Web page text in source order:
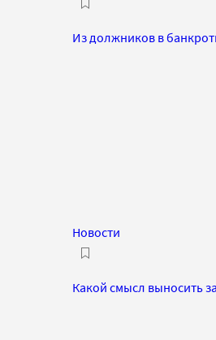
Из должников в
Новости
Какой смысл выносить